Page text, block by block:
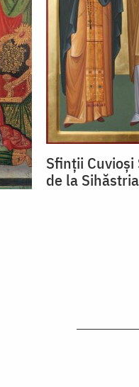
Sfinții Cuvioși
de la